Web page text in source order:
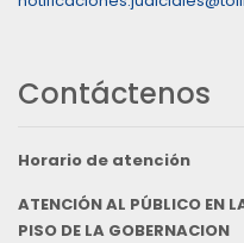
Contáctenos
Horario de atención
ATENCIÓN AL PÚBLICO EN
PISO DE LA GOBERNACION